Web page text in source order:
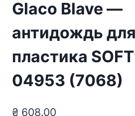
Glaco Blave —
антидождь
пластика
04953 (7068)
₴ 608.00